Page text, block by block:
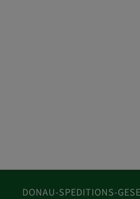
DONAU-SPEDITIONS-